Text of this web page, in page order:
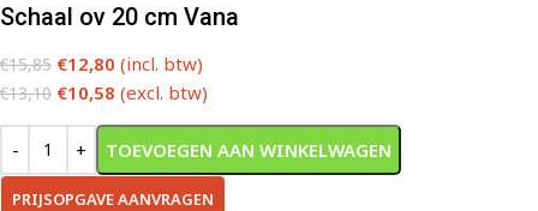
Schaal ov 20 cm Vana
€15,85 €12,80 (incl. btw)
€13,10 €10,58 (excl. btw)
TOEVOEGEN AAN WINKELWAGEN
PRIJSOPGAVE AANVRAGEN